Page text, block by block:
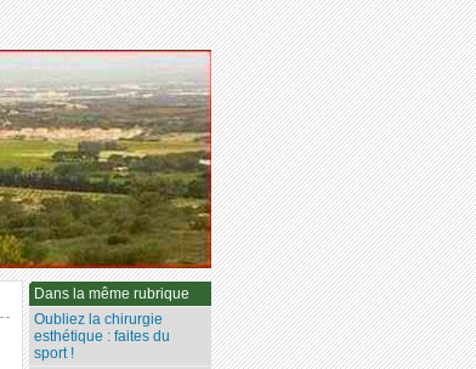
Dans la même rubrique
Oubliez la chirurgie
esthétique : faites du
sport !